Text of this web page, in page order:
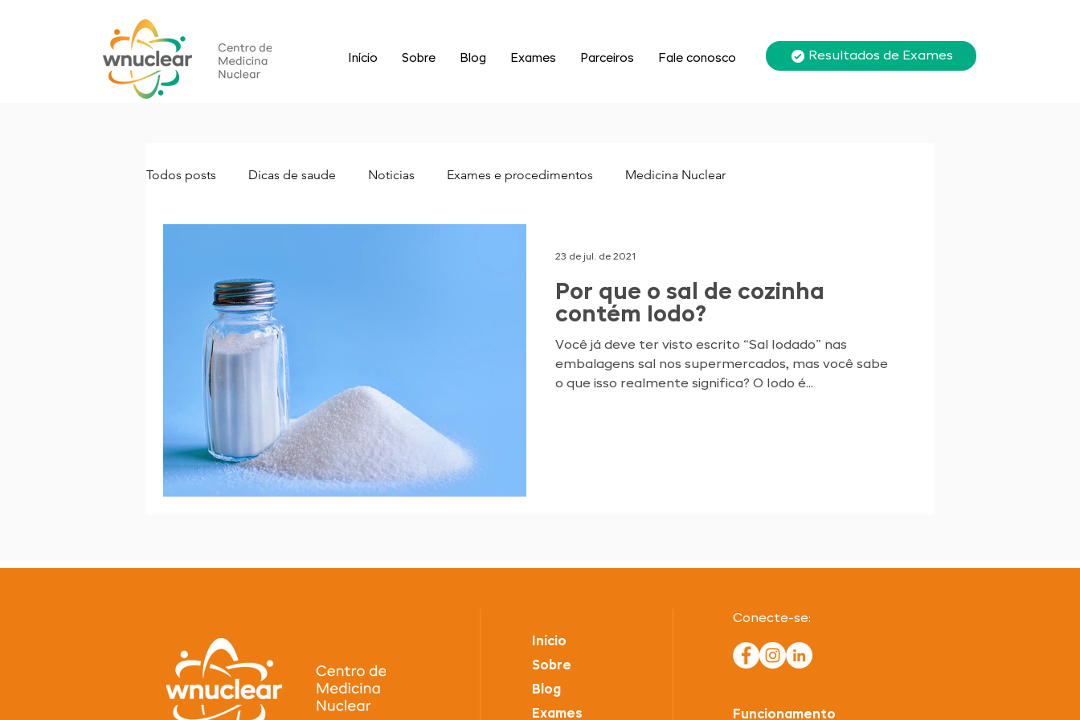
Início Sobre Blog Exames Parceiros Fale conosco Resultados de Exames
Todos posts Dicas de saude Noticias Exames e procedimentos Medicina Nuclear
Por que o sal de cozinha
contém Iodo?
Você já deve ter visto escrito “Sal Iodado” nas
embalagens sal nos supermercados, mas você sabe
o que isso realmente significa? O Iodo é...
23 de jul. de 2021
Conecte-se:
Início
Sobre
Blog
Exames
Funcionamento